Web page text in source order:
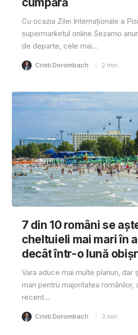
Cu ocazia Zilei Internaționale a
supermarketul online Sezamo
de departe, cele mai...
Cristi Dorombach 2 min
7 din 10 români se
cheltuieli mai mari în
decât într-o lună
Vara aduce mai multe planuri, dar
mari pentru majoritatea românilor,
recent...
Cristi Dorombach 3 min